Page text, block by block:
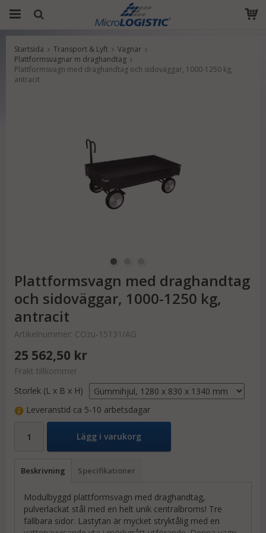
Produkten har blivit tillagd i varukorgen
Startsida Transport & Lyft
Vagnar
Plattformsvagnar m draghandtag
Plattformsvagn med draghandtag och sidoväggar, 1000-1250 kg,
antracit
Plattformsvagn med draghandtag
och sidoväggar, 1000-1250 kg,
antracit
Artikelnummer: COzu-15131/AG
25 562,50 kr
Frakt tillkommer
Storlek (L x B x H)
Leveranstid ca 5-10 arbetsdagar
Lägg i varukorg
Beskrivning Specifikationer
Modulbyggd plattformsvagn med draghandtag,
pulverlackat stål med en helt unik centralbroms! Tre
fällbara sidor. Lastytan är mycket stryktålig med en